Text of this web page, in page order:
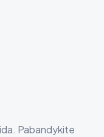
Pabandykite